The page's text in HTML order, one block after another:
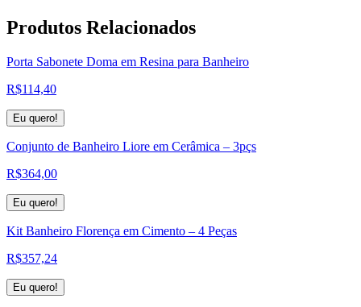
Produtos Relacionados
Porta Sabonete Doma em Resina para Banheiro
R$114,40
Eu quero!
Conjunto de Banheiro Liore em Cerâmica – 3pçs
R$364,00
Eu quero!
Kit Banheiro Florença em Cimento – 4 Peças
R$357,24
Eu quero!